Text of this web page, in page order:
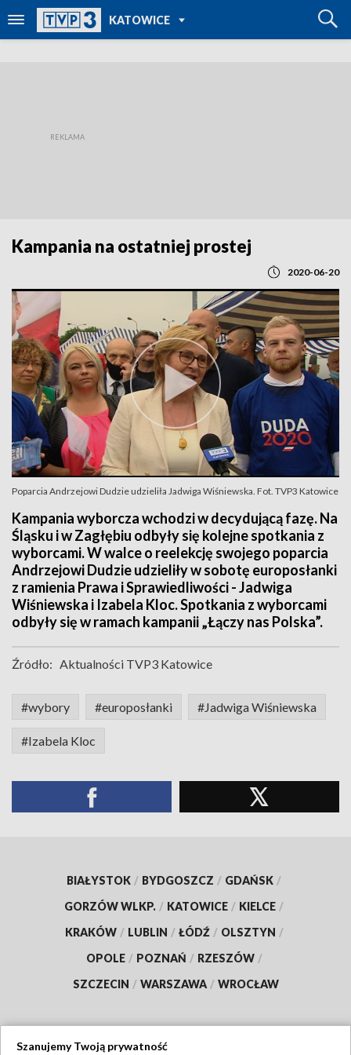
KATOWICE
TVP REGIONY
Kampania na ostatniej prostej
2020-06-20
Poparcia Andrzejowi Dudzie udzieliła Jadwiga Wiśniewska. Fot. TVP3 Katowice
Kampania wyborcza wchodzi w decydującą fazę. Na
Śląsku i w Zagłębiu odbyły się kolejne spotkania z
wyborcami. W walce o reelekcję swojego poparcia
Andrzejowi Dudzie udzieliły w sobotę europosłanki
z ramienia Prawa i Sprawiedliwości - Jadwiga
Wiśniewska i Izabela Kloc. Spotkania z wyborcami
odbyły się w ramach kampanii „Łączy nas Polska”.
Źródło: Aktualności TVP3 Katowice
#wybory #europosłanki #Jadwiga Wiśniewska
#Izabela Kloc
BIAŁYSTOK / BYDGOSZCZ / GDAŃSK /
GORZÓW WLKP. / KATOWICE / KIELCE /
KRAKÓW / LUBLIN / ŁÓDŹ / OLSZTYN /
OPOLE / POZNAŃ / RZESZÓW /
SZCZECIN / WARSZAWA / WROCŁAW
Szanujemy Twoją prywatność